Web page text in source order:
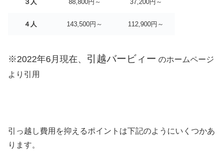
３人 88,800円～ 37,200円～
４人 143,500円～ 112,900円～
※2022年6月現在、 引越バービィー のホームページ
より引用
引っ越し費用を抑えるポイントは下記のようにいくつかあ
ります。